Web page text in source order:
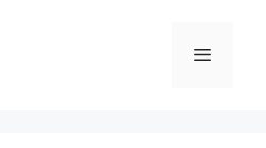
Menu